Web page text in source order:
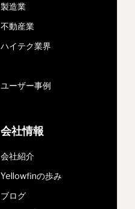
製造業
不動産業
ハイテク業界
ユーザー事例
会社情報
会社紹介
Yellowfinの歩み
ブログ